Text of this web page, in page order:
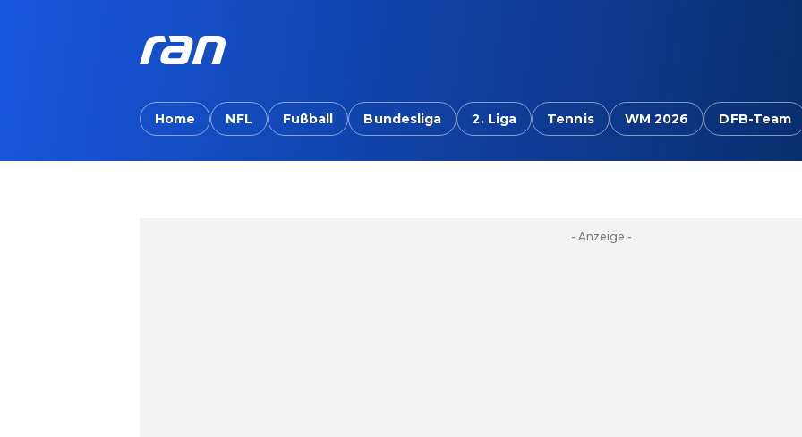
Home NFL Fußball Bundesliga 2. Liga Tennis WM 2026 DFB-Team
- Anzeige -